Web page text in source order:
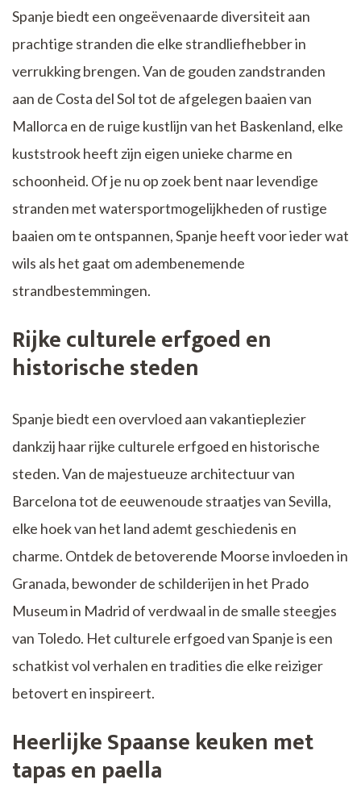
Spanje biedt een ongeëvenaarde diversiteit aan
prachtige stranden die elke strandliefhebber in
verrukking brengen. Van de gouden zandstranden
aan de Costa del Sol tot de afgelegen baaien van
Mallorca en de ruige kustlijn van het Baskenland, elke
kuststrook heeft zijn eigen unieke charme en
schoonheid. Of je nu op zoek bent naar levendige
stranden met watersportmogelijkheden of rustige
baaien om te ontspannen, Spanje heeft voor ieder wat
wils als het gaat om adembenemende
strandbestemmingen.
Rijke culturele erfgoed en
historische steden
Spanje biedt een overvloed aan vakantieplezier
dankzij haar rijke culturele erfgoed en historische
steden. Van de majestueuze architectuur van
Barcelona tot de eeuwenoude straatjes van Sevilla,
elke hoek van het land ademt geschiedenis en
charme. Ontdek de betoverende Moorse invloeden in
Granada, bewonder de schilderijen in het Prado
Museum in Madrid of verdwaal in de smalle steegjes
van Toledo. Het culturele erfgoed van Spanje is een
schatkist vol verhalen en tradities die elke reiziger
betovert en inspireert.
Heerlijke Spaanse keuken met
tapas en paella